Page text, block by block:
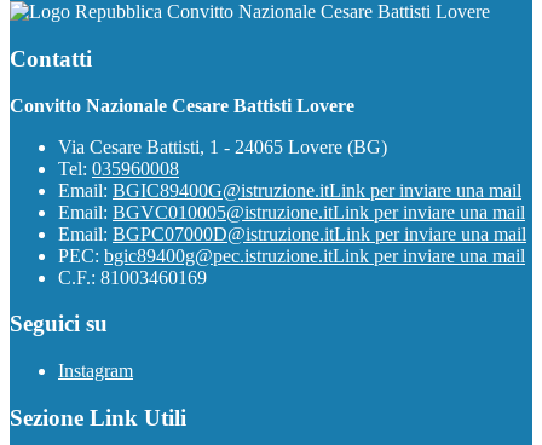
Convitto Nazionale Cesare Battisti Lovere
Contatti
Convitto Nazionale Cesare Battisti Lovere
Via Cesare Battisti, 1 - 24065 Lovere (BG)
Tel: 035960008
Email: BGIC89400G@istruzione.itLink per inviare una mail
Email: BGVC010005@istruzione.itLink per inviare una mail
Email: BGPC07000D@istruzione.itLink per inviare una mail
PEC: bgic89400g@pec.istruzione.itLink per inviare una mail
C.F.: 81003460169
Seguici su
Instagram
Sezione Link Utili